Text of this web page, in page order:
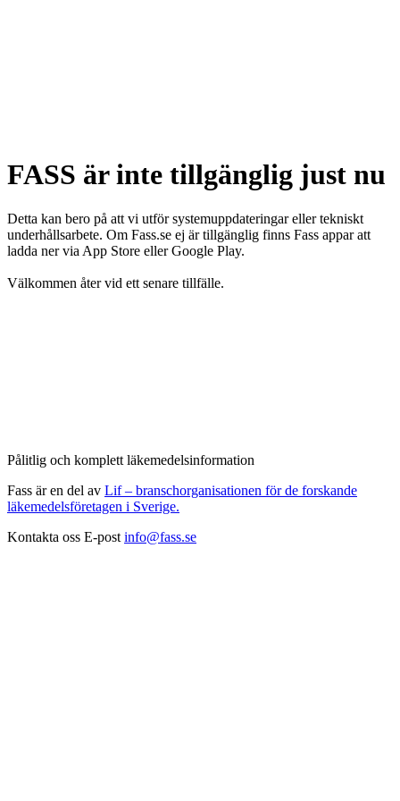
FASS är inte tillgänglig just nu
Detta kan bero på att vi utför systemuppdateringar eller tekniskt
underhållsarbete. Om Fass.se ej är tillgänglig finns Fass appar att
ladda ner via App Store eller Google Play.
Välkommen åter vid ett senare tillfälle.
Pålitlig och komplett läkemedelsinformation
Fass är en del av Lif – branschorganisationen för de forskande
läkemedelsföretagen i Sverige.
Kontakta oss E-post info@fass.se